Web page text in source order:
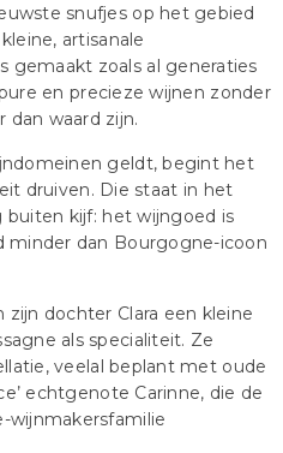
snufjes op het gebied
artisanale
gemaakt zoals al generaties
en precieze wijnen zonder
waard zijn.
geldt, begint het
druiven. Die staat in het
buiten kijf: het wijngoed is
minder dan Bourgogne-icoon
zijn dochter Clara een kleine
als specialiteit. Ze
veelal beplant met oude
echtgenote Carinne, die de
wijnmakersfamilie